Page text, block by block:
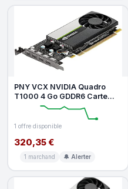
PNY VCX NVIDIA Quadro
T1000 4 Go GDDR6 Carte
Graphique
1 offre disponible
320,35 €
1 marchand 🔔 Alerter